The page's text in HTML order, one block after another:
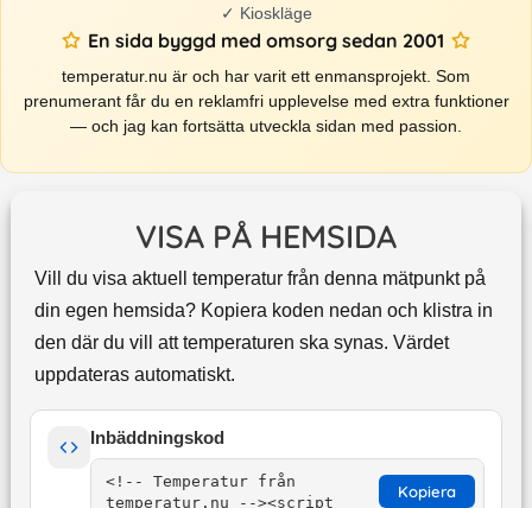
✓ Kioskläge
En sida byggd med omsorg sedan 2001
temperatur.nu är och har varit ett enmansprojekt. Som
prenumerant får du en reklamfri upplevelse med extra funktioner
— och jag kan fortsätta utveckla sidan med passion.
VISA PÅ HEMSIDA
Vill du visa aktuell temperatur från denna mätpunkt på
din egen hemsida? Kopiera koden nedan och klistra in
den där du vill att temperaturen ska synas. Värdet
uppdateras automatiskt.
Inbäddningskod
Kopiera